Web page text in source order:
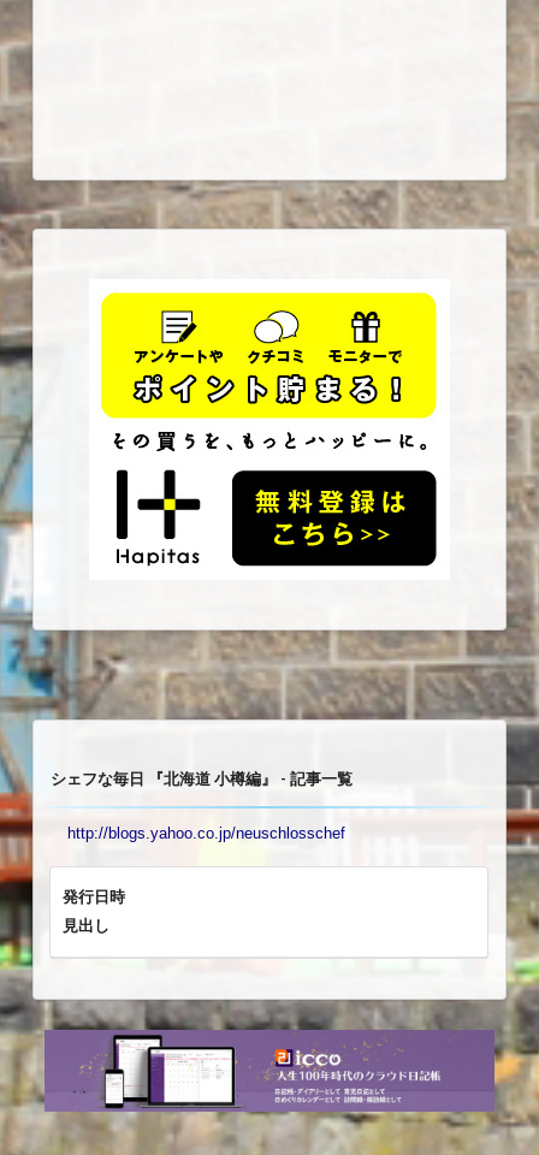
シェフな毎日 『北海道 小樽編』 - 記事一覧
http://blogs.yahoo.co.jp/neuschlosschef
発行日時
見出し